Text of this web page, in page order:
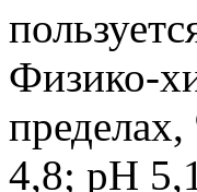
Физико-
4,8; pH